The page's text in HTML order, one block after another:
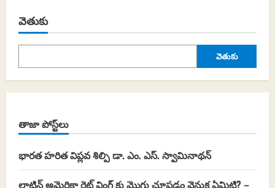
ప్రశ్నలు
-
వెతుకు
వెతుకు
తాజా పోస్ట్‌లు
భారత హరిత విప్లవ శిల్పి డా. ఎం. ఎస్. స్వామినాథన్
లాటిన్ అమెరికా రైట్ వింగ్ కు మొగ్గు చూపడం వెనుక ఏమిటి? –